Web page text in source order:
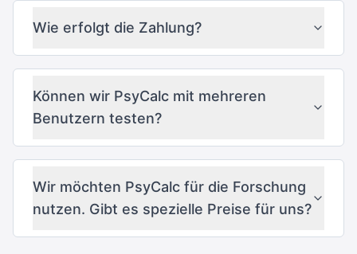
Wie erfolgt die Zahlung?
Können wir PsyCalc mit mehreren
Benutzern testen?
Wir möchten PsyCalc für die Forschung
nutzen. Gibt es spezielle Preise für uns?